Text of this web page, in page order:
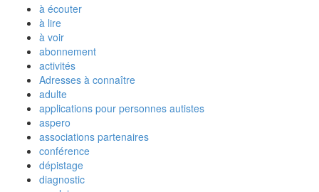
à écouter
à lire
à voir
abonnement
activités
Adresses à connaître
adulte
applications pour personnes autistes
aspero
associations partenaires
conférence
dépistage
diagnostic